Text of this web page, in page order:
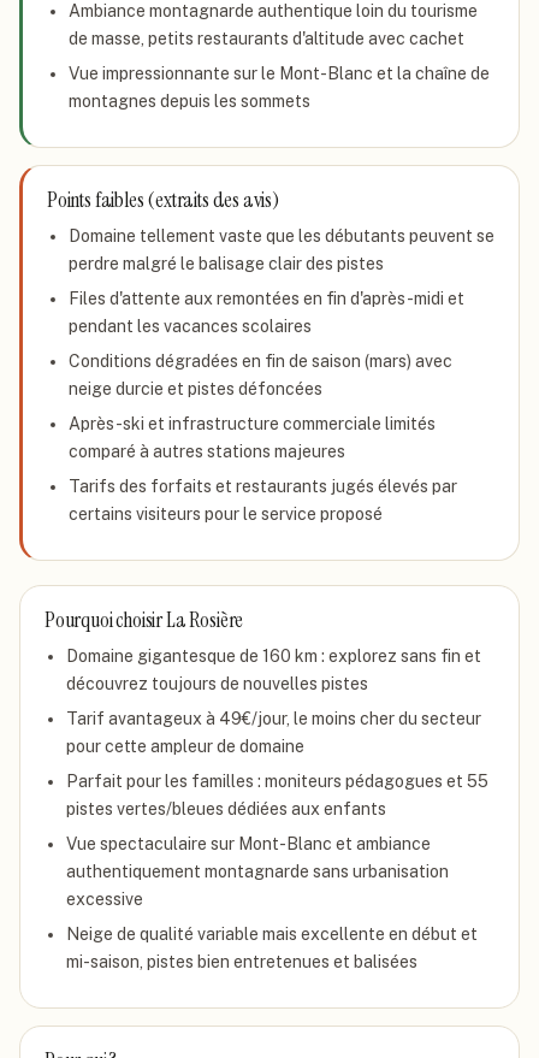
Ambiance montagnarde authentique loin du tourisme
de masse, petits restaurants d'altitude avec cachet
Vue impressionnante sur le Mont-Blanc et la chaîne de
montagnes depuis les sommets
Points faibles (extraits des avis)
Domaine tellement vaste que les débutants peuvent se
perdre malgré le balisage clair des pistes
Files d'attente aux remontées en fin d'après-midi et
pendant les vacances scolaires
Conditions dégradées en fin de saison (mars) avec
neige durcie et pistes défoncées
Après-ski et infrastructure commerciale limités
comparé à autres stations majeures
Tarifs des forfaits et restaurants jugés élevés par
certains visiteurs pour le service proposé
Pourquoi choisirLa Rosière
Domaine gigantesque de 160 km : explorez sans fin et
découvrez toujours de nouvelles pistes
Tarif avantageux à 49€/jour, le moins cher du secteur
pour cette ampleur de domaine
Parfait pour les familles : moniteurs pédagogues et 55
pistes vertes/bleues dédiées aux enfants
Vue spectaculaire sur Mont-Blanc et ambiance
authentiquement montagnarde sans urbanisation
excessive
Neige de qualité variable mais excellente en début et
mi-saison, pistes bien entretenues et balisées